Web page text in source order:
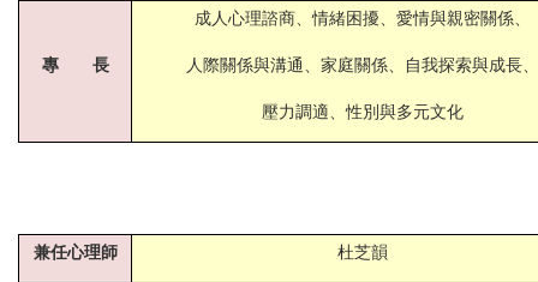
專 長
成人心理諮商、情緒困擾、愛情與親密關係、
人際關係與溝通、家庭關係、自我探索與成長、
壓力調適、性別與多元文化
兼任心理師 杜芝韻